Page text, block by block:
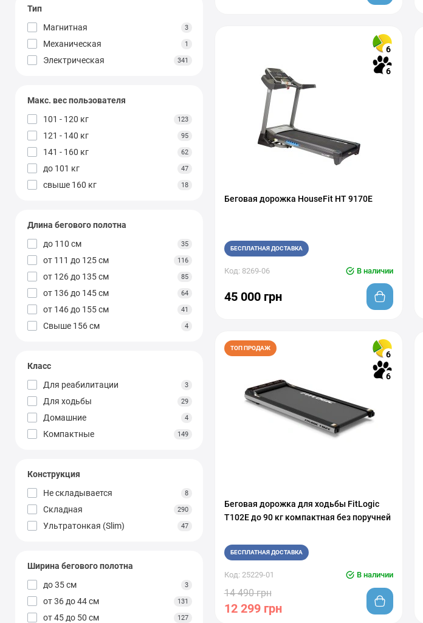
NordicTrack 8
OMA Fitness 14
POWERland 1
YOWZA
Тип
Магнитная
3
Механическая 1
Электрическая 341
Макс. вес пользователя
101 - 120 кг
123
121 - 140 кг 95
141 - 160 кг 62
до 101 кг 47
свыше 160 кг 18
Длина бегового полотна
до 110 см
35
от 111 до 125 см 116
от 126 до 135 см 85
от 136 до 145 см 64
от 146 до 155 см 41
Свыше 156 см 4
Класс
Для реабилитации
3
Для ходьбы 29
Домашние 4
Компактные 149
Конструкция
Не складывается
8
Складная 290
Ультратонкая (Slim) 47
Ширина бегового полотна
до 35 см
3
от 36 до 44 см 131
от 45 до 50 см 127
6
6
Беговая дорожка HouseFit HТ 9170E
БЕСПЛАТНАЯ ДОСТАВКА
Код: 8269-06 В наличии
45 000 грн
6
6
ТОП ПРОДАЖ
Беговая дорожка для ходьбы FitLogic
T102E до 90 кг компактная без поручней
БЕСПЛАТНАЯ ДОСТАВКА
Код: 25229-01 В наличии
14 490 грн
12 299 грн